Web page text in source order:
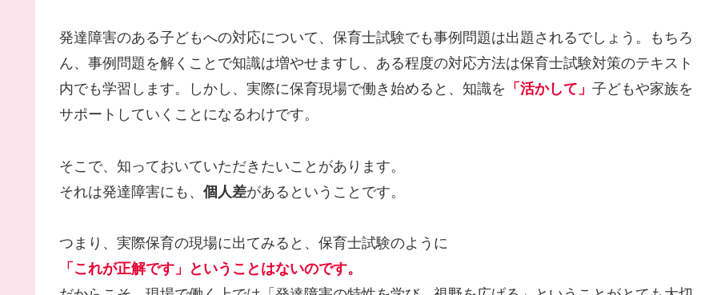
発達障害のある子どもへの対応について、保育士試験でも事例問題は出題されるでしょう。もちろ
ん、事例問題を解くことで知識は増やせますし、ある程度の対応方法は保育士試験対策のテキスト
内でも学習します。しかし、実際に保育現場で働き始めると、知識を 「活かして」 子どもや家族を
サポートしていくことになるわけです。
そこで、知っておいていただきたいことがあります。
それは発達障害にも、 個人差があるということです。
つまり、実際保育の現場に出てみると、保育士試験のように
「これが正解です」ということはないのです。